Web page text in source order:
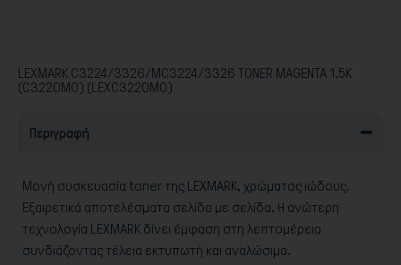
LEXMARK C3224/3326/MC3224/3326 TONER MAGENTA 1.5K
(C3220M0) (LEXC3220M0)
Περιγραφή
Μονή συσκευασία toner της LEXMARK, χρώματος ιώδους.
Εξαιρετικά αποτελέσματα σελίδα με σελίδα. Η ανώτερη
τεχνολογία LEXMARK δίνει έμφαση στη λεπτομέρεια
συνδιάζοντας τέλεια εκτυπωτή και αναλώσιμα.